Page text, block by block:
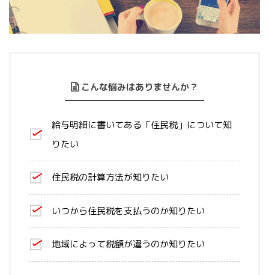
こんな悩みはありませんか？
給与明細に書いてある「住民税」について知
りたい
住民税の計算方法が知りたい
いつから住民税を支払うのか知りたい
地域によって税額が違うのか知りたい